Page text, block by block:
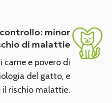
minor
di malattie
e povero di
del gatto, e
il rischio malattie.